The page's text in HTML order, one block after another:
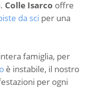
Colle Isarco offre
da sci per una
famiglia, per
è instabile, il nostro
per ogni